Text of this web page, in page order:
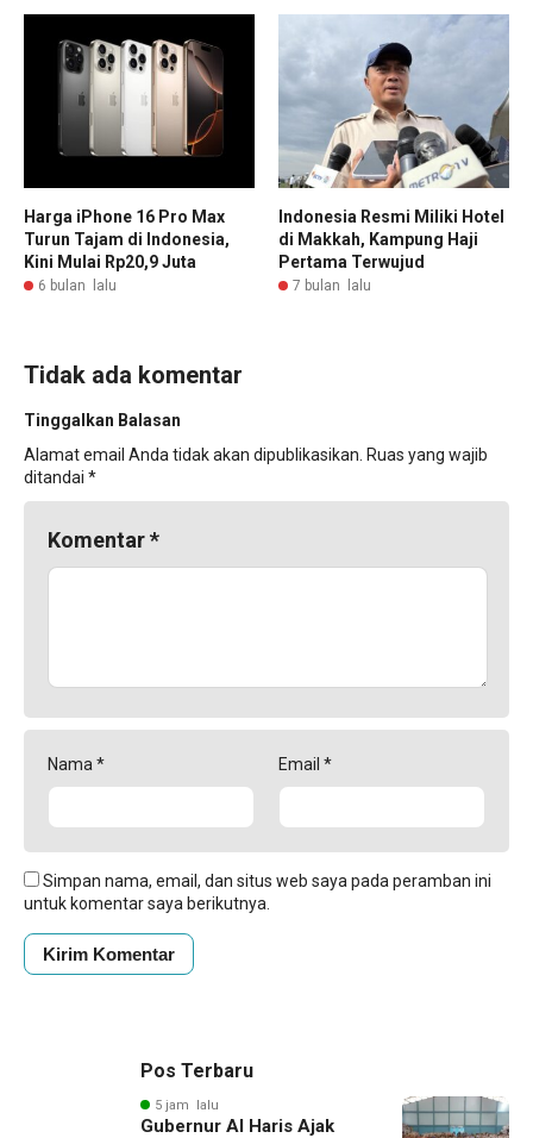
Harga iPhone 16 Pro Max
Turun Tajam di Indonesia,
Kini Mulai Rp20,9 Juta
6 bulan lalu
Indonesia Resmi Miliki Hotel
di Makkah, Kampung Haji
Pertama Terwujud
7 bulan lalu
Tidak ada komentar
Tinggalkan Balasan
Alamat email Anda tidak akan dipublikasikan. Ruas yang wajib
ditandai *
Komentar*
Nama * Email *
Simpan nama, email, dan situs web saya pada peramban ini
untuk komentar saya berikutnya.
Pos Terbaru
5 jam lalu
Gubernur Al Haris Ajak